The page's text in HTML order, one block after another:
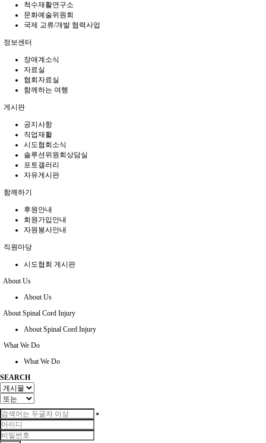
척수재활연구소
문화예술위원회
국제 교류/개발 협력사업
정보센터
장애계소식
자료실
협회자료실
함께하는 여행
게시판
공지사항
직업재활
시도협회소식
솔루션위원회상담실
포토갤러리
자유게시판
함께하기
후원안내
회원가입안내
자원봉사안내
직원마당
시도협회 게시판
About Us
About Us
About Spinal Cord Injury
About Spinal Cord Injury
What We Do
What We Do
SEARCH